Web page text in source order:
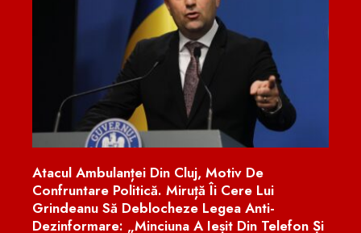
Din Cluj, Motiv De
Politică. Miruță Îi Cere Lui
Să Deblocheze Legea Anti-
„Minciuna A Ieșit Din Telefon Și
În Orice
august 9, 2026